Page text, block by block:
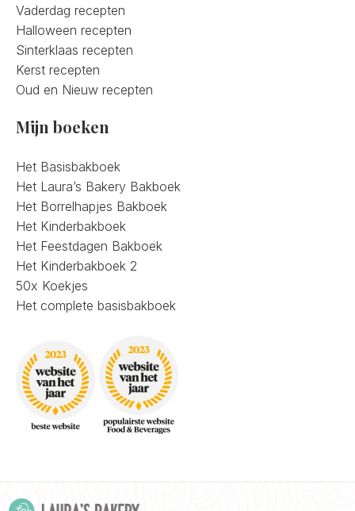
Vaderdag recepten
Halloween recepten
Sinterklaas recepten
Kerst recepten
Oud en Nieuw recepten
Mijn boeken
Het Basisbakboek
Het Laura’s Bakery Bakboek
Het Borrelhapjes Bakboek
Het Kinderbakboek
Het Feestdagen Bakboek
Het Kinderbakboek 2
50x Koekjes
Het complete basisbakboek